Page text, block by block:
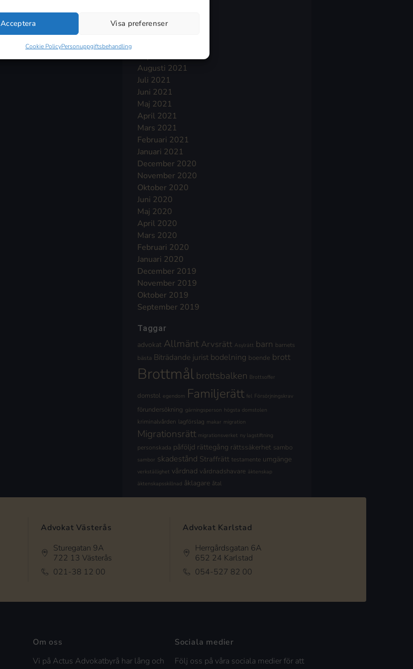
Acceptera Visa preferenser
Cookie PolicyPersonuppgiftsbehandling
December 2021
Augusti 2021
Juli 2021
Juni 2021
Maj 2021
April 2021
Mars 2021
Februari 2021
Januari 2021
December 2020
November 2020
Oktober 2020
Juni 2020
Maj 2020
April 2020
Mars 2020
Februari 2020
Januari 2020
December 2019
November 2019
Oktober 2019
September 2019
Taggar
advokat Allmänt Arvsrätt Asylrätt barn barnets
bästa Biträdande jurist bodelning boende brott
Brottmålbrottsbalken Brottsoffer
domstol egendom Familjerätt fel Försörjningskrav
förundersökning gärningsperson högsta domstolen
kriminalvården lagförslag makar migration
Migrationsrätt migrationsverket ny lagstiftning
personskada påföljd rättegång rättssäkerhet sambo
sambor skadestånd Straffrätt testamente umgänge
verkställighet vårdnad vårdnadshavare äktenskap
äktenskapsskillnad åklagare åtal
Advokat Västerås
Sturegatan 9A
722 13 Västerås
021-38 12 00
Advokat Karlstad
Herrgårdsgatan 6A
652 24 Karlstad
054-527 82 00
Om oss
Vi på Actus Advokatbyrå har lång och
Sociala medier
Följ oss på våra sociala medier för att